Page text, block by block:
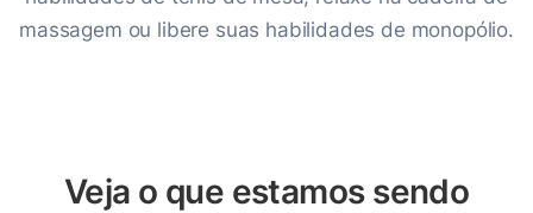
massagem ou libere suas habilidades de monopólio.
Veja o que estamos sendo